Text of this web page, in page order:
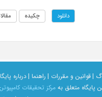
دانلود چکیده
|قوانین و مقررات | راهنما |درباره
پايگاه متعلق بهمرکز تحقیقات